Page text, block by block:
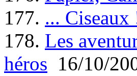
177. ... Ciseaux
178. Les
héros 16/10/